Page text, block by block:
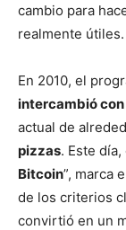
cambio para
realmente útiles.
En 2010, el
intercambió
actual de
pizzas. Este
Bitcoin”, marca
de los criterios
convirtió en un